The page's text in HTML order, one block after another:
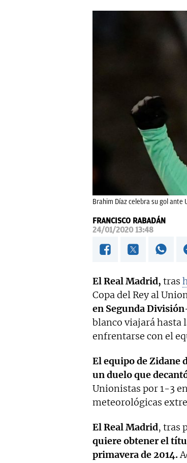
Brahim Díaz celebra su gol ante
FRANCISCO RABADÁN
24/01/2020 13:48
El Real Madrid, tras
Copa del Rey al
en Segunda
blanco viajará hasta
enfrentarse con el
El equipo de Zidane
un duelo que
Unionistas por 1-3
meteorológicas
El Real Madrid, tras
quiere obtener el
primavera de 2014.